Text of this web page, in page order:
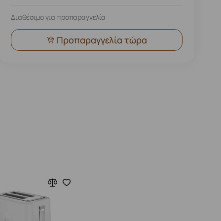
Διαθέσιμο για προπαραγγελία
Προπαραγγελία τώρα